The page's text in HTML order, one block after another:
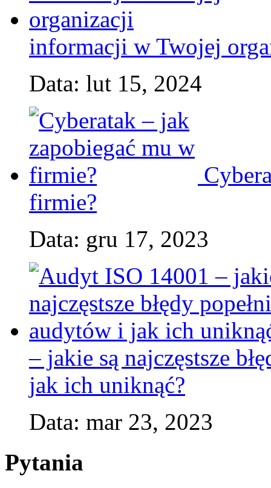
informacji w Twojej
Data: lut 15, 2024
firmie?
Data: gru 17, 2023
– jakie są najczęstsze
jak ich uniknąć?
Data: mar 23, 2023
Pytania